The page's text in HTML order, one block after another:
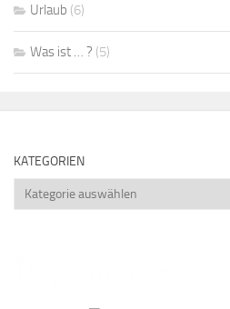
Urlaub (6)
Was ist … ? (5)
KATEGORIEN
Kategorien